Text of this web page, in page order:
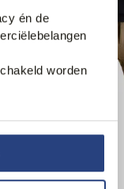
én de
worden